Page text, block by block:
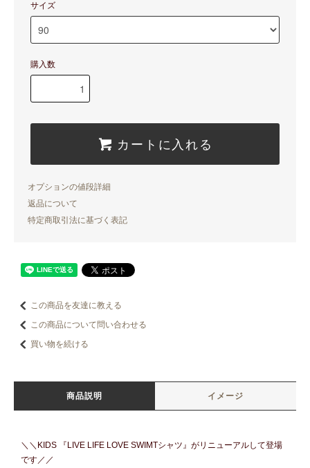
サイズ
購入数
カートに入れる
オプションの値段詳細
返品について
特定商取引法に基づく表記
この商品を友達に教える
この商品について問い合わせる
買い物を続ける
商品説明 イメージ
＼＼KIDS 『LIVE LIFE LOVE SWIMTシャツ』がリニューアルして登場
です／／